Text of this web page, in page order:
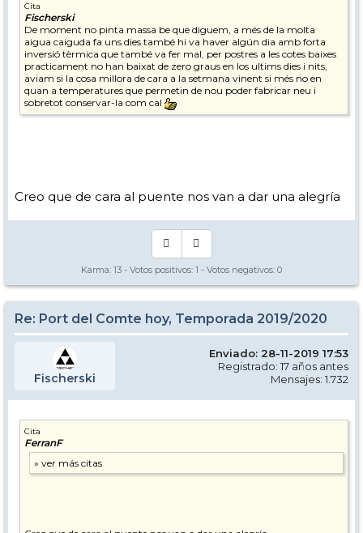
Cita
Fischerski
De moment no pinta massa be que diguem, a més de la molta
aigua caiguda fa uns dies també hi va haver algún dia amb forta
inversió tèrmica que també va fer mal, per postres a les cotes baixes
practicament no han baixat de zero graus en los ultims dies i nits,
aviam si la cosa millora de cara a la setmana vinent si més no en
quan a temperatures que permetin de nou poder fabricar neu i
sobretot conservar-la com cal
Creo que de cara al puente nos van a dar una alegría
Karma: 13 - Votos positivos: 1 - Votos negativos: 0
Re: Port del Comte hoy, Temporada 2019/2020
Fischerski
Enviado: 28-11-2019 17:53
Registrado: 17 años antes
Mensajes: 1.732
Cita
FerranF